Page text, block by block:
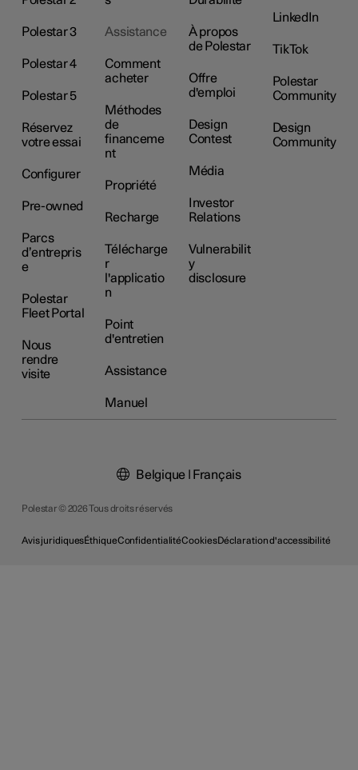
Polestar 3
Polestar 4
Polestar 5
Réservez
votre essai
Configurer
Pre-owned
Parcs
d’entrepris
e
Polestar
Fleet Portal
Nous
rendre
visite
Assistance
Comment
acheter
Méthodes
de
financeme
nt
Propriété
Recharge
Télécharge
r
l'applicatio
n
Point
d'entretien
Assistance
Manuel
À propos
de Polestar
Offre
d'emploi
Design
Contest
Média
Investor
Relations
Vulnerabilit
y
disclosure
LinkedIn
TikTok
Polestar
Community
Design
Community
Polestar © 2026 Tous droits réservés
Avis juridiquesÉthiqueConfidentialitéCookiesDéclaration d'accessibilité
Belgique | Français